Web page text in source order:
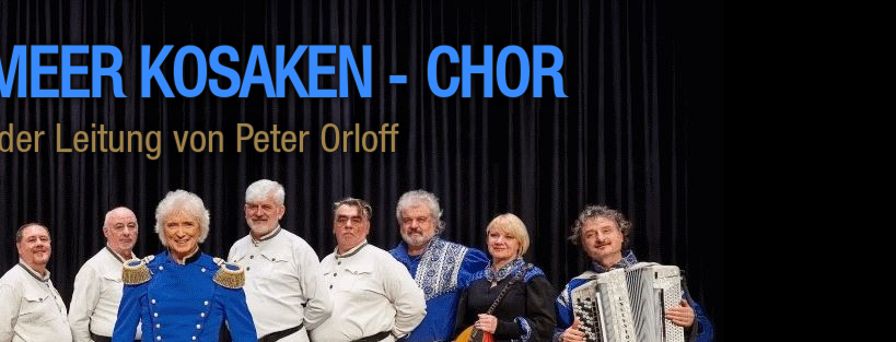
KOSAKEN ‑ CHOR
Leitung von Peter Orloff